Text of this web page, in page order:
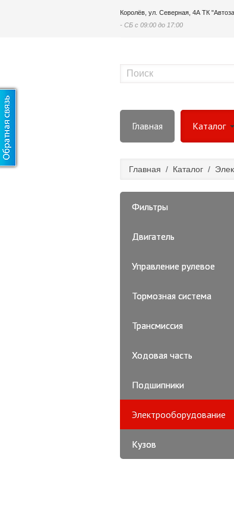
Королёв, ул. Северная, 4А ТК
- СБ с 09:00 до 17:00
Главная Каталог
Главная / Каталог /
Фильтры
Двигатель
Управление рулевое
Тормозная система
Трансмиссия
Ходовая часть
Подшипники
Электрооборудование
Кузов